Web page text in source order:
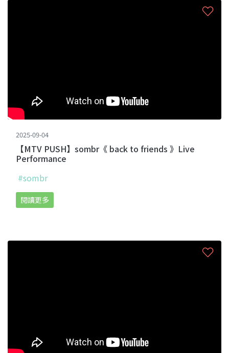
2025-09-04
【MTV PUSH】sombr《 back to friends 》Live
Performance
#sombr
閱讀更多